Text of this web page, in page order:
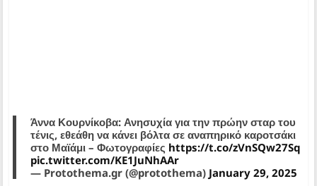
Άννα Κουρνίκοβα: Ανησυχία για την πρώην σταρ του
τένις, εθεάθη να κάνει βόλτα σε αναπηρικό καροτσάκι
στο Μαϊάμι – Φωτογραφίες https://t.co/zVnSQw27Sq
pic.twitter.com/KE1JuNhAAr
— Protothema.gr (@protothema) January 29, 2025